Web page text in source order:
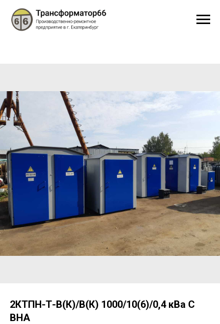
2КТПН-Т-В(К)/В(К) 1000/10(6)/0,4 кВа С
ВНА